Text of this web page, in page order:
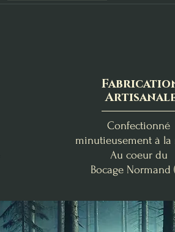
Abondance & Réussite
Bougies Rituelles de
Orange Épicée
Fondants d'Intention
Escale Tropicale
Suspension Parfumée
Confectionné
minutieusement à la
Au coeur du
Bocage Normand